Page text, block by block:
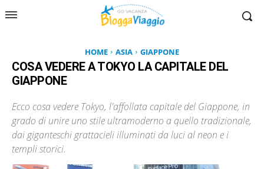
HOME ASIA GIAPPONE
COSA VEDERE A TOKYO LA CAPITALE DEL
GIAPPONE
Ecco cosa vedere Tokyo, l'affollata capitale del Giappone, in
grado di unire uno stile ultramoderno a quello tradizionale,
dai giganteschi grattacieli illuminati da luci al neon e i
templi storici.